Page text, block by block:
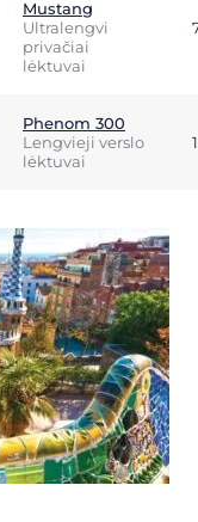
Mustang
Ultralengvi
privačiai
lėktuvai
Phenom 300
Lengvieji verslo
lėktuvai